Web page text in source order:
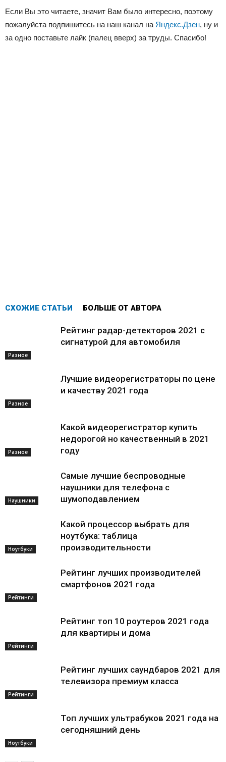
Если Вы это читаете, значит Вам было интересно, поэтому
пожалуйста подпишитесь на наш канал на Яндекс.Дзен, ну и
за одно поставьте лайк (палец вверх) за труды. Спасибо!
СХОЖИЕ СТАТЬИ БОЛЬШЕ ОТ АВТОРА
Разное
Рейтинг радар-детекторов 2021 с
сигнатурой для автомобиля
Разное
Лучшие видеорегистраторы по цене
и качеству 2021 года
Разное
Какой видеорегистратор купить
недорогой но качественный в 2021
году
Наушники
Самые лучшие беспроводные
наушники для телефона с
шумоподавлением
Ноутбуки
Какой процессор выбрать для
ноутбука: таблица
производительности
Рейтинги
Рейтинг лучших производителей
смартфонов 2021 года
Рейтинги
Рейтинг топ 10 роутеров 2021 года
для квартиры и дома
Рейтинги
Рейтинг лучших саундбаров 2021 для
телевизора премиум класса
Ноутбуки
Топ лучших ультрабуков 2021 года на
сегодняшний день